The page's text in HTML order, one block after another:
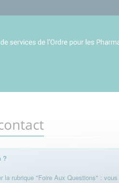
?
la rubrique "Foire Aux Questions" :